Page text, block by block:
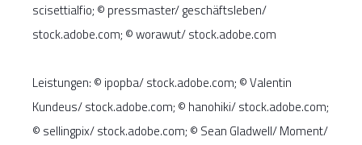
scisettialfio; © pressmaster/ geschäftsleben/
stock.adobe.com; © worawut/ stock.adobe.com
Leistungen: © ipopba/ stock.adobe.com; © Valentin
Kundeus/ stock.adobe.com; © hanohiki/ stock.adobe.com;
© sellingpix/ stock.adobe.com; © Sean Gladwell/ Moment/